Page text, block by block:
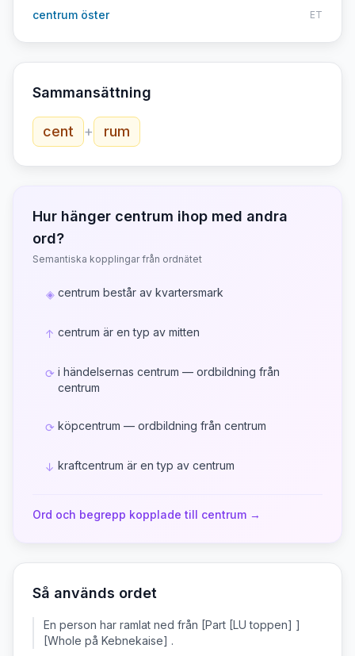
centrum öster ET
Sammansättning
cent + rum
Hur hänger centrum ihop med andra
ord?
Semantiska kopplingar från ordnätet
◈ centrum består av kvartersmark
↑ centrum är en typ av mitten
⟳ i händelsernas centrum — ordbildning från
centrum
⟳ köpcentrum — ordbildning från centrum
↓ kraftcentrum är en typ av centrum
Ord och begrepp kopplade till centrum →
Så används ordet
En person har ramlat ned från [Part [LU toppen] ]
[Whole på Kebnekaise] .